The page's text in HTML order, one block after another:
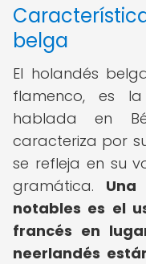
belga
El holandés
flamenco, es
hablada en
caracteriza por
se refleja en su
gramática.
notables es el
francés en
neerlandés